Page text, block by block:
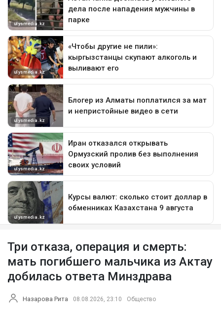
Три отказа, операция и смерть:
мать погибшего мальчика из Актау
добилась ответа Минздрава
Назарова Рита 08.08.2026, 23:10 Общество